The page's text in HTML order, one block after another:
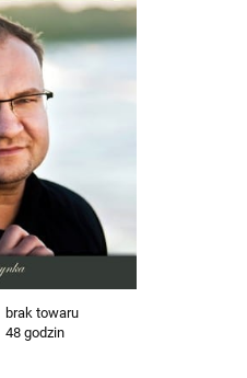
brak towaru
48 godzin